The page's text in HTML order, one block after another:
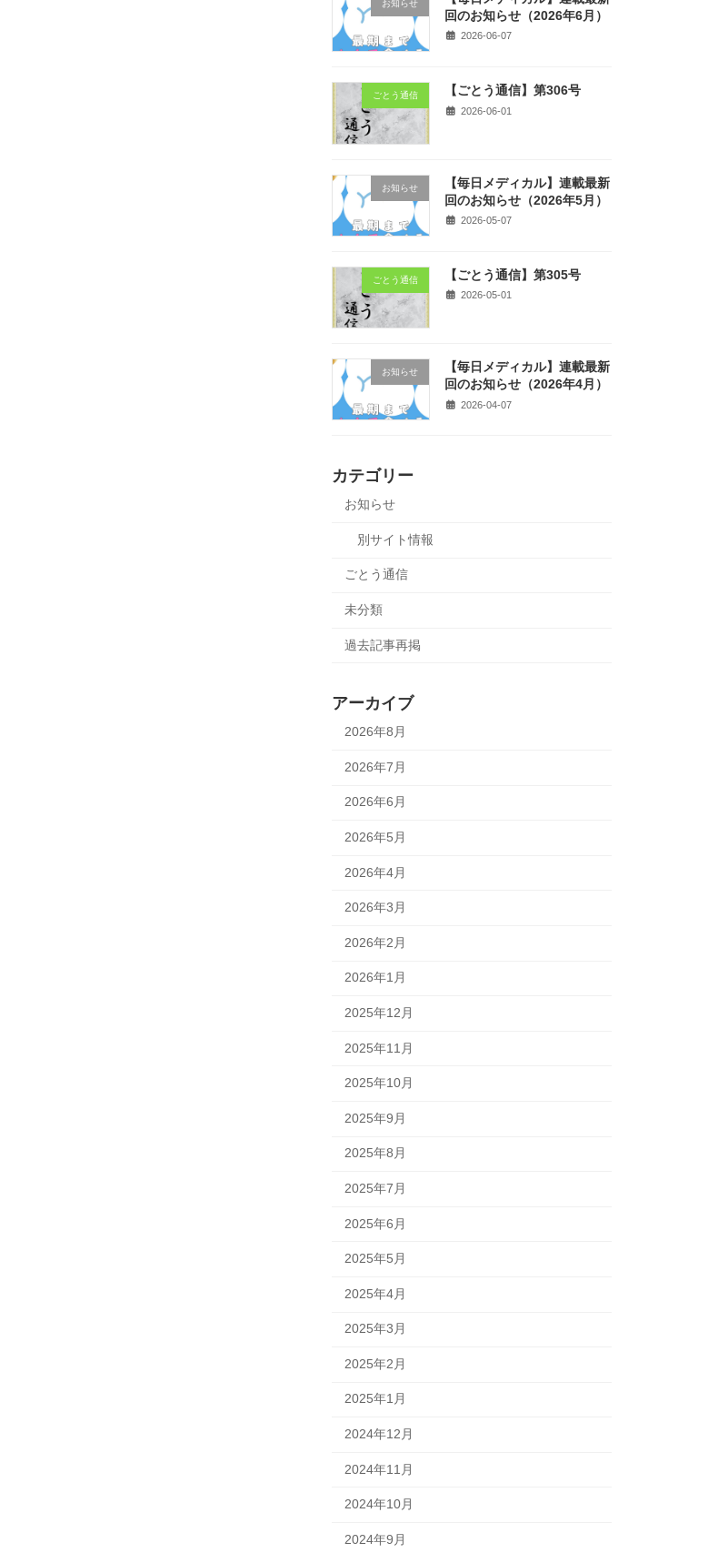
お知らせ
回のお知らせ（2026年6月）
2026-06-07
ごとう通信 【ごとう通信】第306号
2026-06-01
お知らせ
【毎日メディカル】連載最新
回のお知らせ（2026年5月）
2026-05-07
ごとう通信 【ごとう通信】第305号
2026-05-01
お知らせ
【毎日メディカル】連載最新
回のお知らせ（2026年4月）
2026-04-07
カテゴリー
お知らせ
別サイト情報
ごとう通信
未分類
過去記事再掲
アーカイブ
2026年8月
2026年7月
2026年6月
2026年5月
2026年4月
2026年3月
2026年2月
2026年1月
2025年12月
2025年11月
2025年10月
2025年9月
2025年8月
2025年7月
2025年6月
2025年5月
2025年4月
2025年3月
2025年2月
2025年1月
2024年12月
2024年11月
2024年10月
2024年9月